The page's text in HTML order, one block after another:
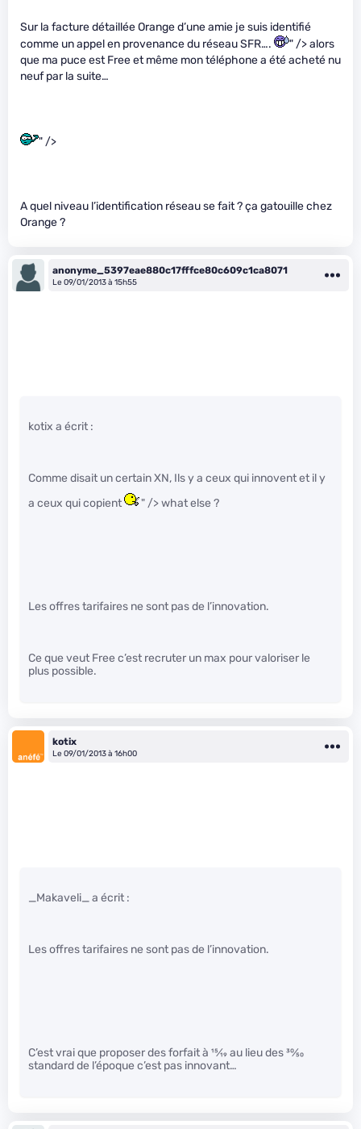
Sur la facture détaillée Orange d’une amie je suis identifié
comme un appel en provenance du réseau SFR….
" /> alors
que ma puce est Free et même mon téléphone a été acheté nu
neuf par la suite…
" />
A quel niveau l’identification réseau se fait ? ça gatouille chez
Orange ?
anonyme_5397eae880c17fffce80c609c1ca8071
Le 09/01/2013 à 15h55
kotix a écrit :
Comme disait un certain XN, Ils y a ceux qui innovent et il y
a ceux qui copient
" /> what else ?
Les offres tarifaires ne sont pas de l’innovation.
Ce que veut Free c’est recruter un max pour valoriser le
plus possible.
kotix
Le 09/01/2013 à 16h00
_Makaveli_ a écrit :
Les offres tarifaires ne sont pas de l’innovation.
C’est vrai que proposer des forfait à 15⁄19au lieu des30⁄50
standard de l’époque c’est pas innovant…